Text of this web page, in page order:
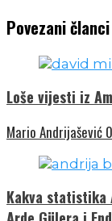
Povezani članci
Loše vijesti iz
Mario Andrijašević
Kakva statistika